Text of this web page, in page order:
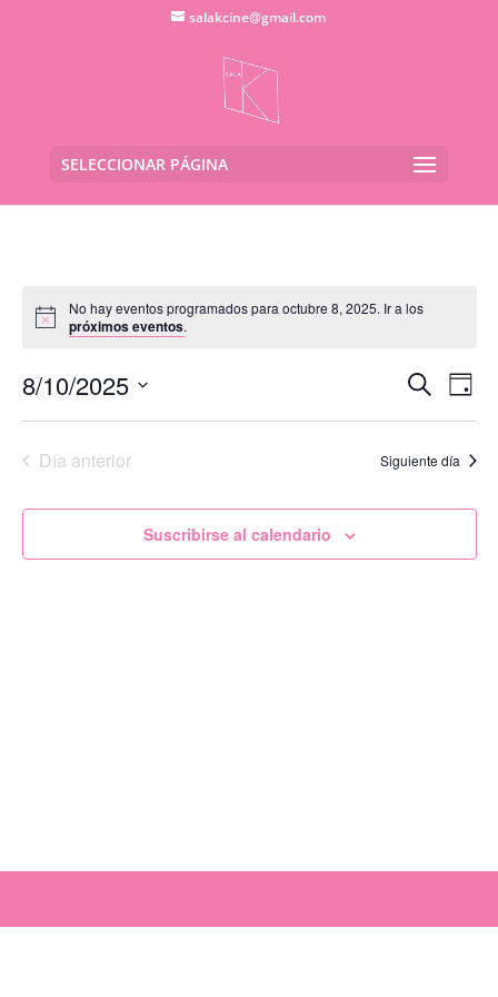
salakcine@gmail.com
SELECCIONAR PÁGINA
No hay eventos programados para octubre 8, 2025. Ir a los
próximos eventos.
de
y
Buscar
de
de
Día
8/10/2025
Día anterior Siguiente día
Suscribirse al calendario